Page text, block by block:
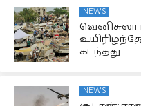
NEWS
கடந்தது
NEWS